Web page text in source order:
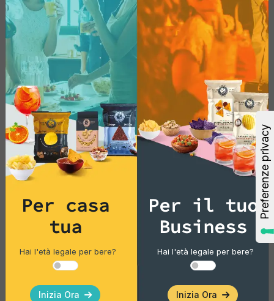
Vedi di più
Per casa
tua
Hai l'età legale per bere?
Inizia Ora
Per il tuo
Business
Hai l'età legale per bere?
Inizia Ora